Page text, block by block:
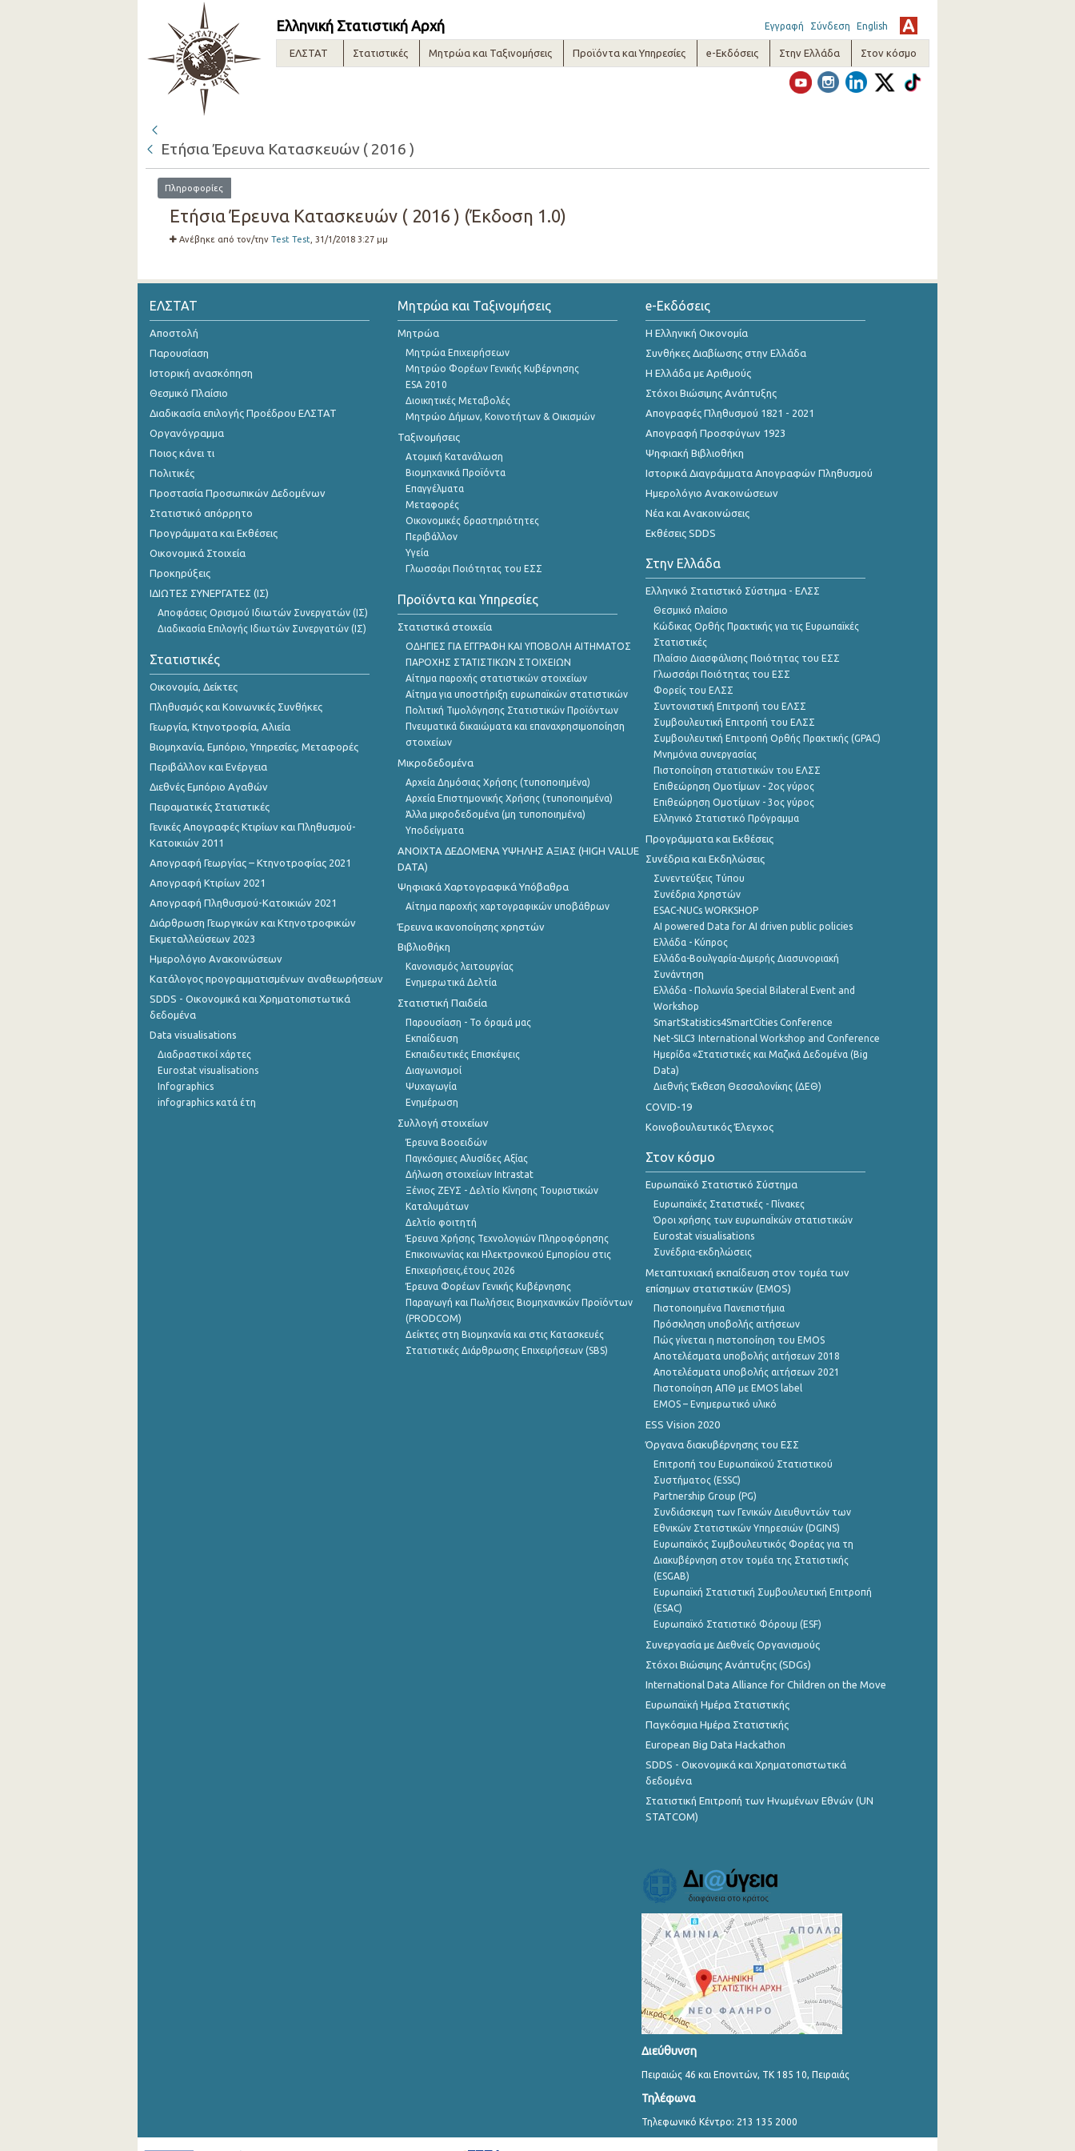
Ελληνική Στατιστική Αρχή Εγγραφή Σύνδεση English
ΕΛΣΤΑΤ Στατιστικές Μητρώα και Ταξινομήσεις Προϊόντα και Υπηρεσίες e-Εκδόσεις Στην Ελλάδα Στον κόσμο
Ετήσια Έρευνα Κατασκευών ( 2016 )
Πληροφορίες
Ετήσια Έρευνα Κατασκευών ( 2016 ) (Έκδοση 1.0)
Ανέβηκε από τον/την Test Test , 31/1/2018 3:27 μμ
ΕΛΣΤΑΤ
Αποστολή
Παρουσίαση
Ιστορική ανασκόπηση
Θεσμικό Πλαίσιο
Διαδικασία επιλογής Προέδρου ΕΛΣΤΑΤ
Οργανόγραμμα
Ποιος κάνει τι
Πολιτικές
Προστασία Προσωπικών Δεδομένων
Στατιστικό απόρρητο
Προγράμματα και Εκθέσεις
Οικονομικά Στοιχεία
Προκηρύξεις
ΙΔΙΩΤΕΣ ΣΥΝΕΡΓΑΤΕΣ (ΙΣ)
Αποφάσεις Ορισμού Ιδιωτών Συνεργατών (ΙΣ)
Διαδικασία Επιλογής Ιδιωτών Συνεργατών (ΙΣ)
Στατιστικές
Οικονομία, Δείκτες
Πληθυσμός και Κοινωνικές Συνθήκες
Γεωργία, Κτηνοτροφία, Αλιεία
Βιομηχανία, Εμπόριο, Υπηρεσίες, Μεταφορές
Περιβάλλον και Ενέργεια
Διεθνές Εμπόριο Αγαθών
Πειραματικές Στατιστικές
Γενικές Απογραφές Κτιρίων και Πληθυσμού-
Κατοικιών 2011
Απογραφή Γεωργίας – Κτηνοτροφίας 2021
Απογραφή Κτιρίων 2021
Απογραφή Πληθυσμού-Κατοικιών 2021
Διάρθρωση Γεωργικών και Κτηνοτροφικών
Εκμεταλλεύσεων 2023
Ημερολόγιο Ανακοινώσεων
Κατάλογος προγραμματισμένων αναθεωρήσεων
SDDS - Οικονομικά και Χρηματοπιστωτικά
δεδομένα
Data visualisations
Διαδραστικοί χάρτες
Eurostat visualisations
Infographics
infographics κατά έτη
Μητρώα και Ταξινομήσεις
Μητρώα
Μητρώα Επιχειρήσεων
Μητρώο Φορέων Γενικής Κυβέρνησης
ESA 2010
Διοικητικές Μεταβολές
Μητρώο Δήμων, Κοινοτήτων & Οικισμών
Ταξινομήσεις
Ατομική Κατανάλωση
Βιομηχανικά Προϊόντα
Επαγγέλματα
Μεταφορές
Οικονομικές δραστηριότητες
Περιβάλλον
Υγεία
Γλωσσάρι Ποιότητας του ΕΣΣ
Προϊόντα και Υπηρεσίες
Στατιστικά στοιχεία
ΟΔΗΓΙΕΣ ΓΙΑ ΕΓΓΡΑΦΗ ΚΑΙ ΥΠΟΒΟΛΗ ΑΙΤΗΜΑΤΟΣ
ΠΑΡΟΧΗΣ ΣΤΑΤΙΣΤΙΚΩΝ ΣΤΟΙΧΕΙΩΝ
Αίτημα παροχής στατιστικών στοιχείων
Αίτημα για υποστήριξη ευρωπαϊκών στατιστικών
Πολιτική Τιμολόγησης Στατιστικών Προϊόντων
Πνευματικά δικαιώματα και επαναχρησιμοποίηση
στοιχείων
Μικροδεδομένα
Αρχεία Δημόσιας Χρήσης (τυποποιημένα)
Αρχεία Επιστημονικής Χρήσης (τυποποιημένα)
Άλλα μικροδεδομένα (μη τυποποιημένα)
Υποδείγματα
ANOIXTA ΔΕΔΟΜΕΝΑ ΥΨΗΛΗΣ ΑΞΙΑΣ (HIGH VALUE
DATA)
Ψηφιακά Χαρτογραφικά Υπόβαθρα
Αίτημα παροχής χαρτογραφικών υποβάθρων
Έρευνα ικανοποίησης χρηστών
Βιβλιοθήκη
Κανονισμός λειτουργίας
Ενημερωτικά Δελτία
Στατιστική Παιδεία
Παρουσίαση - Το όραμά μας
Εκπαίδευση
Εκπαιδευτικές Επισκέψεις
Διαγωνισμοί
Ψυχαγωγία
Ενημέρωση
Συλλογή στοιχείων
Έρευνα Βοοειδών
Παγκόσμιες Αλυσίδες Αξίας
Δήλωση στοιχείων Intrastat
Ξένιος ΖΕΥΣ - Δελτίο Κίνησης Τουριστικών
Καταλυμάτων
Δελτίο φοιτητή
Έρευνα Χρήσης Τεχνολογιών Πληροφόρησης
Επικοινωνίας και Ηλεκτρονικού Εμπορίου στις
Επιχειρήσεις,έτους 2026
Έρευνα Φορέων Γενικής Κυβέρνησης
Παραγωγή και Πωλήσεις Βιομηχανικών Προϊόντων
(PRODCOM)
Δείκτες στη Βιομηχανία και στις Κατασκευές
Στατιστικές Διάρθρωσης Επιχειρήσεων (SBS)
e-Εκδόσεις
Η Ελληνική Οικονομία
Συνθήκες Διαβίωσης στην Ελλάδα
Η Ελλάδα με Αριθμούς
Στόχοι Βιώσιμης Ανάπτυξης
Απογραφές Πληθυσμού 1821 - 2021
Απογραφή Προσφύγων 1923
Ψηφιακή Βιβλιοθήκη
Ιστορικά Διαγράμματα Απογραφών Πληθυσμού
Ημερολόγιο Ανακοινώσεων
Νέα και Ανακοινώσεις
Εκθέσεις SDDS
Στην Ελλάδα
Ελληνικό Στατιστικό Σύστημα - ΕΛΣΣ
Θεσμικό πλαίσιο
Κώδικας Ορθής Πρακτικής για τις Ευρωπαϊκές
Στατιστικές
Πλαίσιο Διασφάλισης Ποιότητας του ΕΣΣ
Γλωσσάρι Ποιότητας του ΕΣΣ
Φορείς του ΕΛΣΣ
Συντονιστική Επιτροπή του ΕΛΣΣ
Συμβουλευτική Επιτροπή του ΕΛΣΣ
Συμβουλευτική Επιτροπή Ορθής Πρακτικής (GPAC)
Μνημόνια συνεργασίας
Πιστοποίηση στατιστικών του ΕΛΣΣ
Επιθεώρηση Ομοτίμων - 2ος γύρος
Επιθεώρηση Ομοτίμων - 3ος γύρος
Ελληνικό Στατιστικό Πρόγραμμα
Προγράμματα και Εκθέσεις
Συνέδρια και Εκδηλώσεις
Συνεντεύξεις Τύπου
Συνέδρια Χρηστών
ESAC-NUCs WORKSHOP
AI powered Data for AI driven public policies
Ελλάδα - Κύπρος
Ελλάδα-Βουλγαρία-Διμερής Διασυνοριακή
Συνάντηση
Ελλάδα - Πολωνία Special Bilateral Event and
Workshop
SmartStatistics4SmartCities Conference
Net-SILC3 International Workshop and Conference
Ημερίδα «Στατιστικές και Μαζικά Δεδομένα (Big
Data)
Διεθνής Έκθεση Θεσσαλονίκης (ΔΕΘ)
COVID-19
Κοινοβουλευτικός Έλεγχος
Στον κόσμο
Ευρωπαϊκό Στατιστικό Σύστημα
Ευρωπαϊκές Στατιστικές - Πίνακες
Όροι χρήσης των ευρωπαΪκών στατιστικών
Eurostat visualisations
Συνέδρια-εκδηλώσεις
Μεταπτυχιακή εκπαίδευση στον τομέα των
επίσημων στατιστικών (EMOS)
Πιστοποιημένα Πανεπιστήμια
Πρόσκληση υποβολής αιτήσεων
Πώς γίνεται η πιστοποίηση του EMOS
Αποτελέσματα υποβολής αιτήσεων 2018
Αποτελέσματα υποβολής αιτήσεων 2021
Πιστοποίηση ΑΠΘ με EMOS label
EMOS – Ενημερωτικό υλικό
ESS Vision 2020
Όργανα διακυβέρνησης του ΕΣΣ
Επιτροπή του Ευρωπαϊκού Στατιστικού
Συστήματος (ESSC)
Partnership Group (PG)
Συνδιάσκεψη των Γενικών Διευθυντών των
Εθνικών Στατιστικών Υπηρεσιών (DGINS)
Ευρωπαϊκός Συμβουλευτικός Φορέας για τη
Διακυβέρνηση στον τομέα της Στατιστικής
(ESGAB)
Ευρωπαϊκή Στατιστική Συμβουλευτική Επιτροπή
(ESAC)
Ευρωπαϊκό Στατιστικό Φόρουμ (ESF)
Συνεργασία με Διεθνείς Οργανισμούς
Στόχοι Βιώσιμης Ανάπτυξης (SDGs)
International Data Alliance for Children on the Move
Ευρωπαϊκή Ημέρα Στατιστικής
Παγκόσμια Ημέρα Στατιστικής
European Big Data Hackathon
SDDS - Οικονομικά και Χρηματοπιστωτικά
δεδομένα
Στατιστική Επιτροπή των Ηνωμένων Εθνών (UN
STATCOM)
Διεύθυνση
Πειραιώς 46 και Επονιτών, ΤΚ 185 10, Πειραιάς
Τηλέφωνα
Τηλεφωνικό Κέντρο: 213 135 2000